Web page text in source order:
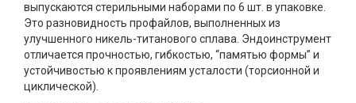
выпускаются стерильными наборами по 6 шт. в упаковке.
Это разновидность профайлов, выполненных из
улучшенного никель-титанового сплава. Эндоинструмент
отличается прочностью, гибкостью, “памятью формы” и
устойчивостью к проявлениям усталости (торсионной и
циклической).